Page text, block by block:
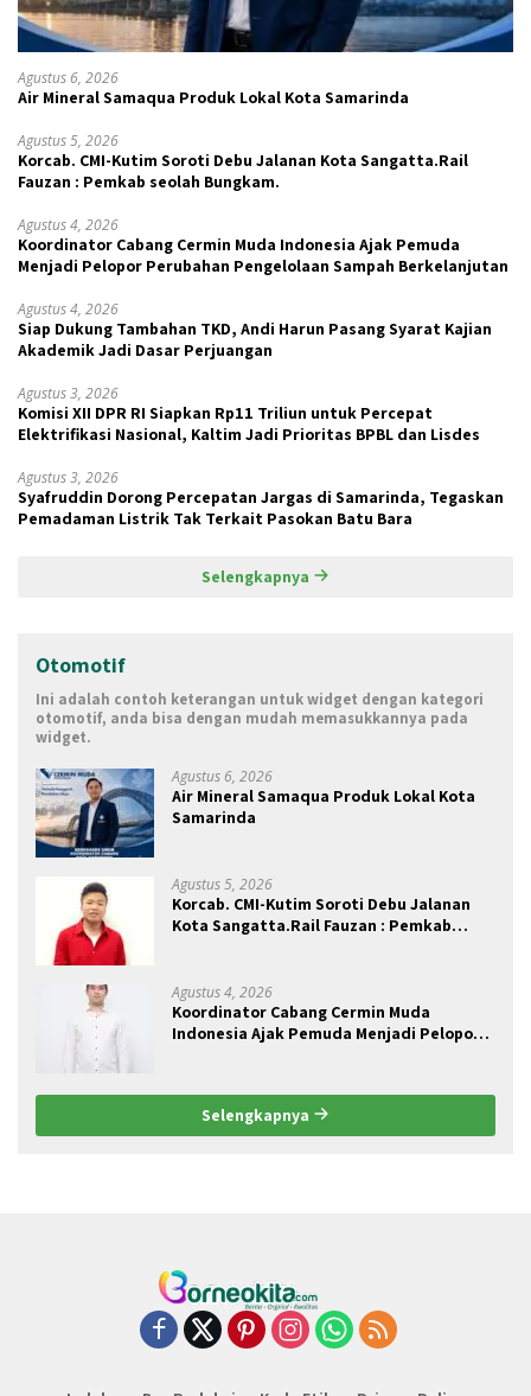
Agustus 6, 2026
Air Mineral Samaqua Produk Lokal Kota Samarinda
Agustus 5, 2026
Korcab. CMI-Kutim Soroti Debu Jalanan Kota Sangatta.Rail
Fauzan : Pemkab seolah Bungkam.
Agustus 4, 2026
Koordinator Cabang Cermin Muda Indonesia Ajak Pemuda
Menjadi Pelopor Perubahan Pengelolaan Sampah Berkelanjutan
Agustus 4, 2026
Siap Dukung Tambahan TKD, Andi Harun Pasang Syarat Kajian
Akademik Jadi Dasar Perjuangan
Agustus 3, 2026
Komisi XII DPR RI Siapkan Rp11 Triliun untuk Percepat
Elektrifikasi Nasional, Kaltim Jadi Prioritas BPBL dan Lisdes
Agustus 3, 2026
Syafruddin Dorong Percepatan Jargas di Samarinda, Tegaskan
Pemadaman Listrik Tak Terkait Pasokan Batu Bara
Selengkapnya
Otomotif
Ini adalah contoh keterangan untuk widget dengan kategori
otomotif, anda bisa dengan mudah memasukkannya pada
widget.
Agustus 6, 2026
Air Mineral Samaqua Produk Lokal Kota
Samarinda
Agustus 5, 2026
Korcab. CMI-Kutim Soroti Debu Jalanan
Kota Sangatta.Rail Fauzan : Pemkab
Agustus 4, 2026
Koordinator Cabang Cermin Muda
Indonesia Ajak Pemuda Menjadi Pelopor
Selengkapnya